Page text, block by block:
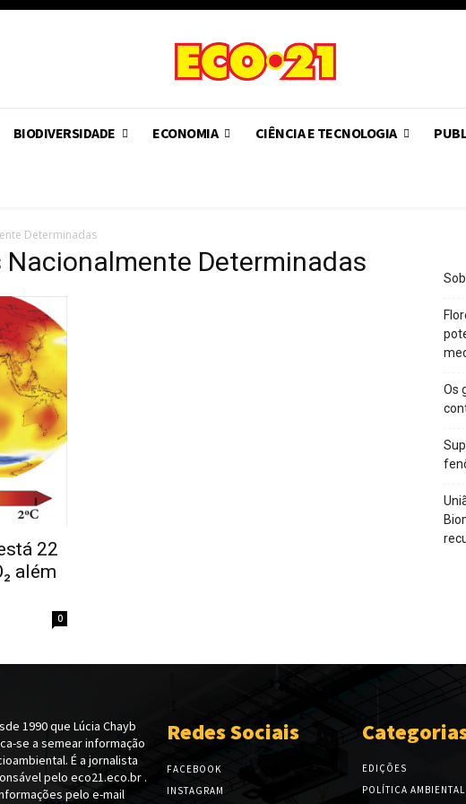
BIODIVERSIDADE ECONOMIA CIÊNCIA E TECNOLOGIA
Determinadas
Determinadas
22
além
0
Os
1990 que Lúcia Chayb
se a semear informação
É a jornalista
pelo eco21.eco.br .
pelo e-mail
Redes Sociais
FACEBOOK
INSTAGRAM
EDIÇÕES
POLÍTICA AMBIENTAL